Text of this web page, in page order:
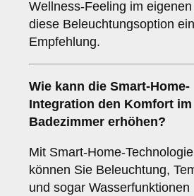
Wellness-Feeling im
diese Beleuchtungsoption
Empfehlung.
Wie kann die Smart-Home-
Integration den Komfort im
Badezimmer erhöhen?
Mit Smart-Home-
können Sie Beleuchtung,
und sogar Wasserfunktionen